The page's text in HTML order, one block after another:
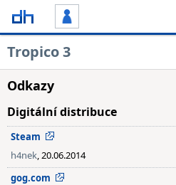
Tropico 3
Odkazy
Digitální distribuce
Steam
h4nek, 20.06.2014
gog.com